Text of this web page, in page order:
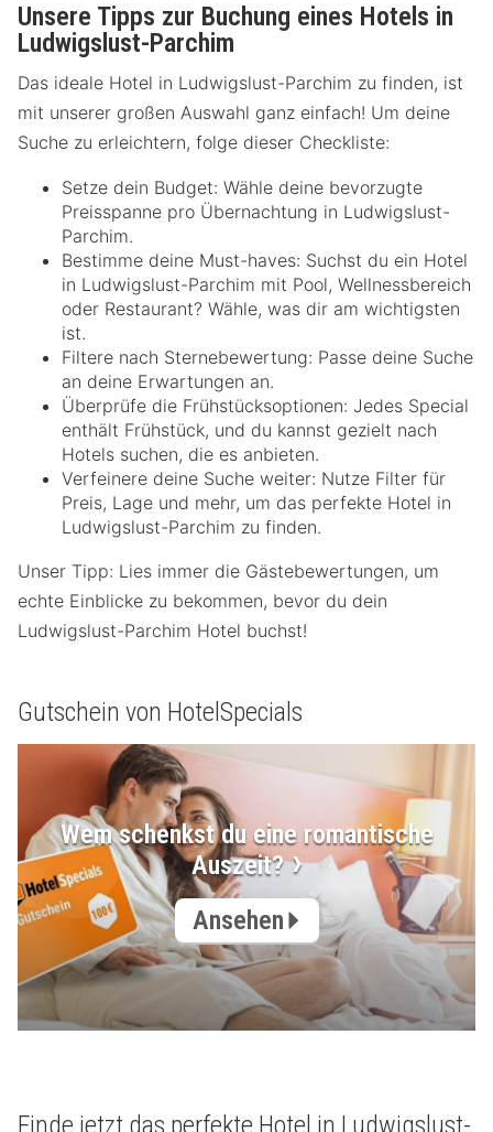
Unsere Tipps zur Buchung eines Hotels in
Ludwigslust-Parchim
Das ideale Hotel in Ludwigslust-Parchim zu finden, ist
mit unserer großen Auswahl ganz einfach! Um deine
Suche zu erleichtern, folge dieser Checkliste:
Setze dein Budget: Wähle deine bevorzugte
Preisspanne pro Übernachtung in Ludwigslust-
Parchim.
Bestimme deine Must-haves: Suchst du ein Hotel
in Ludwigslust-Parchim mit Pool, Wellnessbereich
oder Restaurant? Wähle, was dir am wichtigsten
ist.
Filtere nach Sternebewertung: Passe deine Suche
an deine Erwartungen an.
Überprüfe die Frühstücksoptionen: Jedes Special
enthält Frühstück, und du kannst gezielt nach
Hotels suchen, die es anbieten.
Verfeinere deine Suche weiter: Nutze Filter für
Preis, Lage und mehr, um das perfekte Hotel in
Ludwigslust-Parchim zu finden.
Unser Tipp: Lies immer die Gästebewertungen, um
echte Einblicke zu bekommen, bevor du dein
Ludwigslust-Parchim Hotel buchst!
Gutschein von HotelSpecials
Wem schenkst du eine romantische
Auszeit?
Ansehen
Finde jetzt das perfekte Hotel in Ludwigslust-